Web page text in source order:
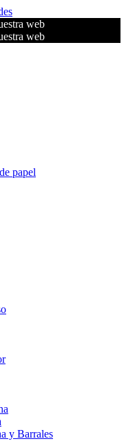
web
web
papel
y Barrales